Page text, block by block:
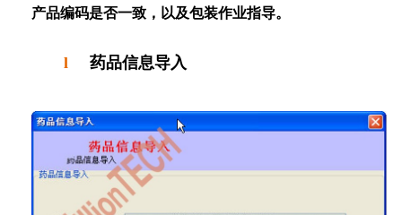
产品编码是否一致，以及包装作业指导。
l 药品信息导入